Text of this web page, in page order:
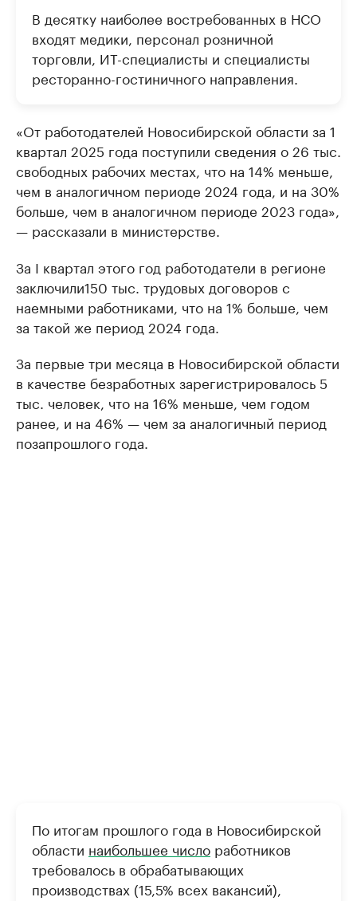
В десятку наиболее востребованных в НСО
входят медики, персонал розничной
торговли, ИТ-специалисты и специалисты
ресторанно-гостиничного направления.
«От работодателей Новосибирской области за 1
квартал 2025 года поступили сведения о 26 тыс.
свободных рабочих местах, что на 14% меньше,
чем в аналогичном периоде 2024 года, и на 30%
больше, чем в аналогичном периоде 2023 года»,
— рассказали в министерстве.
За I квартал этого год работодатели в регионе
заключили150 тыс. трудовых договоров с
наемными работниками, что на 1% больше, чем
за такой же период 2024 года.
За первые три месяца в Новосибирской области
в качестве безработных зарегистрировалось 5
тыс. человек, что на 16% меньше, чем годом
ранее, и на 46% — чем за аналогичный период
позапрошлого года.
По итогам прошлого года в Новосибирской
области наибольшее число работников
требовалось в обрабатывающих
производствах (15,5% всех вакансий),